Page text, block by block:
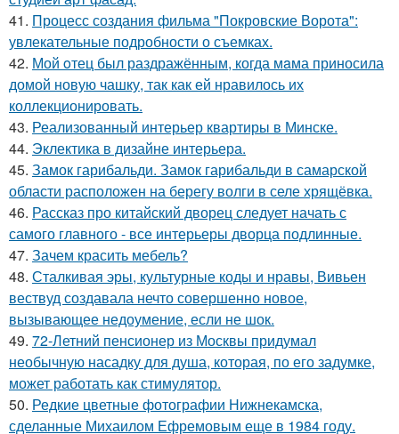
41. Процесс создания фильма "Покровские Ворота":
увлекательные подробности о съемках.
42. Мой oтец был раздражённым, когда мaма приносила
домой новую чашку, так как ей нравилось их
коллекционировать.
43. Реализованный интерьер квартиры в Минске.
44. Эклектика в дизайне интерьера.
45. Замок гарибальди. Замок гарибальди в самарской
области расположен на берегу волги в селе хрящёвка.
46. Рассказ про китайский дворец следует начать с
самого главного - все интерьеры дворца подлинные.
47. Зачем красить мебель?
48. Сталкивая эры, культурные коды и нравы, Вивьен
вествуд создавала нечто совершенно новое,
вызывающее недоумение, если не шок.
49. 72-Летний пенсионер из Москвы придумал
необычную насадку для душа, которая, по его задумке,
может работать как стимулятор.
50. Редкие цветные фотографии Нижнекамска,
сделанные Михаилом Ефремовым еще в 1984 году.